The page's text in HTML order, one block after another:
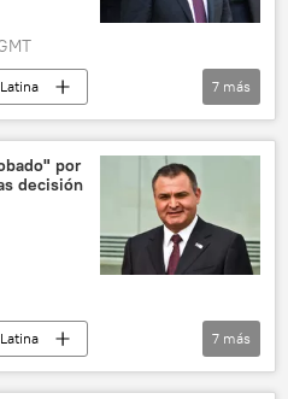
Felipe Calderón
Texas
7 más
por
decisión
7 más